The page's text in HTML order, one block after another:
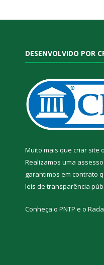
DESENVOLVIDO POR
Muito mais que criar site
Realizamos uma
garantimos em contrato
leis de transparência
Conheça o PNTP e o